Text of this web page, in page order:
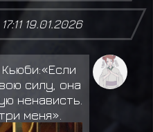
19.01.2026
силу, она
ненависть.
меня».